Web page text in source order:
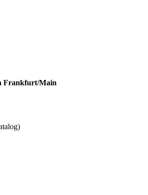
Frankfurt/Main